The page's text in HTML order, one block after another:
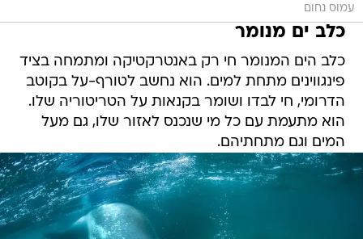
כלב הים המנומר חי רק באנטרקטיקה ומתמחה בציד
פינגווינים מתחת למים. הוא נחשב לטורף-על בקוטב
הדרומי, חי לבדו ושומר בקנאות על הטריטוריה שלו.
הוא מתעמת עם כל מי שנכנס לאזור שלו, גם מעל
המים וגם מתחתיהם.